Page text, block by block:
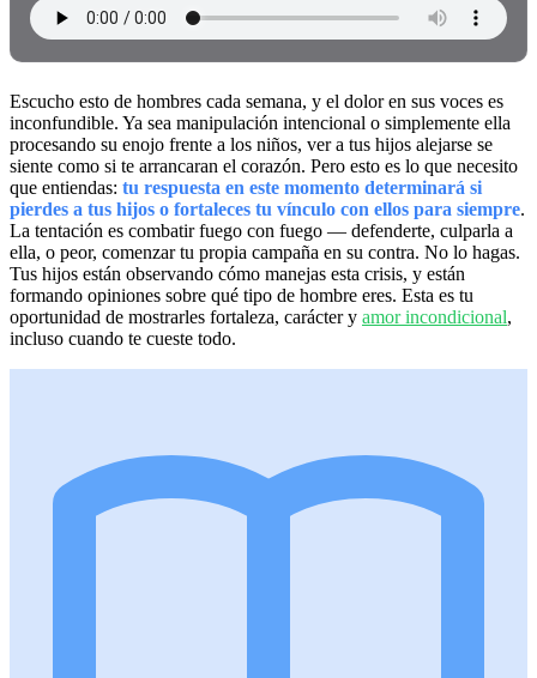
Escucho esto de hombres cada semana, y el dolor en sus voces es
inconfundible. Ya sea manipulación intencional o simplemente ella
procesando su enojo frente a los niños, ver a tus hijos alejarse se
siente como si te arrancaran el corazón. Pero esto es lo que necesito
que entiendas: tu respuesta en este momento determinará si
pierdes a tus hijos o fortaleces tu vínculo con ellos para siempre.
La tentación es combatir fuego con fuego — defenderte, culparla a
ella, o peor, comenzar tu propia campaña en su contra. No lo hagas.
Tus hijos están observando cómo manejas esta crisis, y están
formando opiniones sobre qué tipo de hombre eres. Esta es tu
oportunidad de mostrarles fortaleza, carácter y amor incondicional,
incluso cuando te cueste todo.